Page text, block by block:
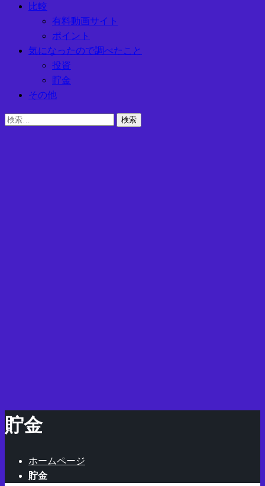
比較
有料動画サイト
ポイント
気になったので調べたこと
投資
貯金
その他
検
貯金
ホームページ
貯金